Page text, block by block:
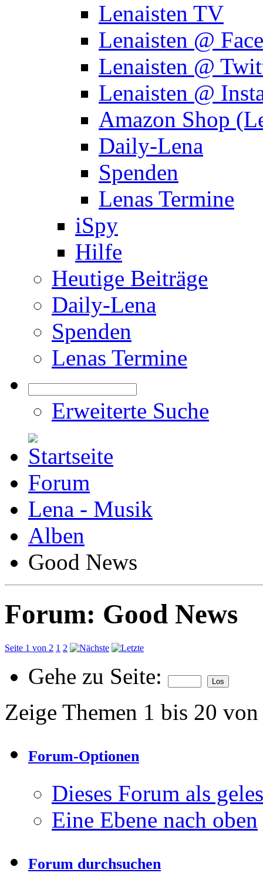
Lenaisten TV
Lenaisten @
Lenaisten @
Lenaisten @
Amazon Shop
Daily-Lena
Spenden
Lenas Termine
iSpy
Hilfe
Heutige Beiträge
Daily-Lena
Spenden
Lenas Termine
Erweiterte Suche
Forum
Lena - Musik
Alben
Good News
Forum: Good News
Seite 1 von 2 1 2
Gehe zu Seite:
Zeige Themen 1 bis 20
Forum-Optionen
Dieses Forum als
Eine Ebene nach oben
Forum durchsuchen